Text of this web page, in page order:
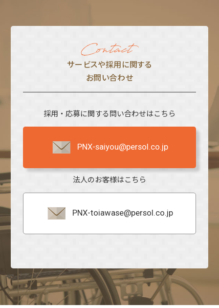
サービスや採⽤に関する
お問い合わせ
採用・応募に関する問い合わせはこちら
PNX-saiyou@persol.co.jp
法人のお客様はこちら
PNX-toiawase@persol.co.jp